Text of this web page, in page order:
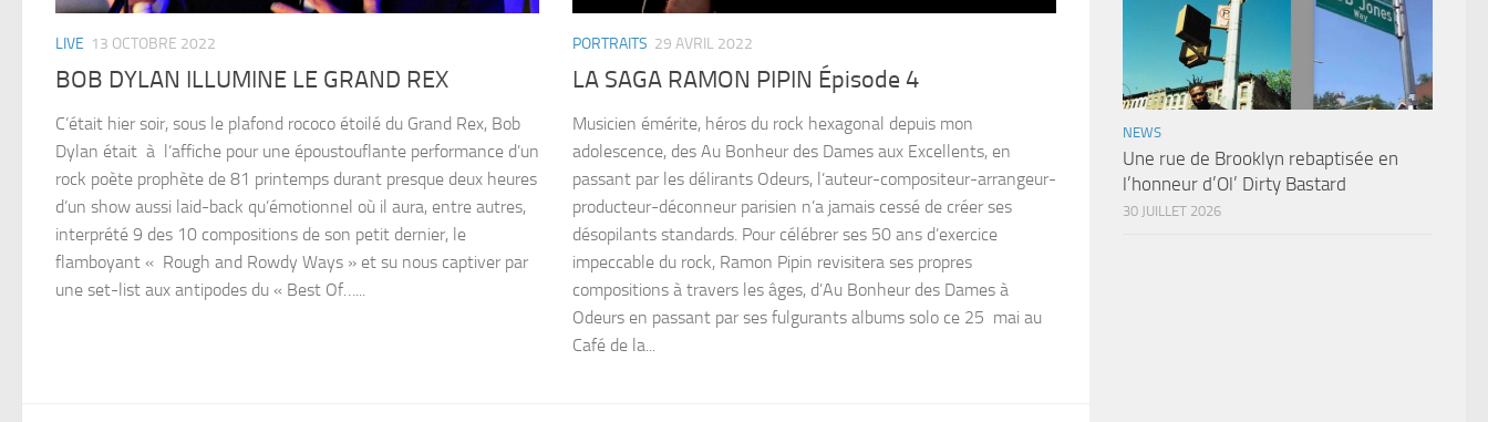
LIVE 13 OCTOBRE 2022
BOB DYLAN ILLUMINE LE GRAND REX
C’était hier soir, sous le plafond rococo étoilé du Grand Rex, Bob
Dylan était à l’affiche pour une époustouflante performance d’un
rock poète prophète de 81 printemps durant presque deux heures
d’un show aussi laid-back qu’émotionnel où il aura, entre autres,
interprété 9 des 10 compositions de son petit dernier, le
flamboyant « Rough and Rowdy Ways » et su nous captiver par
une set-list aux antipodes du « Best Of…...
PORTRAITS 29 AVRIL 2022
LA SAGA RAMON PIPIN Épisode 4
Musicien émérite, héros du rock hexagonal depuis mon
adolescence, des Au Bonheur des Dames aux Excellents, en
passant par les délirants Odeurs, l’auteur-compositeur-arrangeur-
producteur-déconneur parisien n’a jamais cessé de créer ses
désopilants standards. Pour célébrer ses 50 ans d’exercice
impeccable du rock, Ramon Pipin revisitera ses propres
compositions à travers les âges, d’Au Bonheur des Dames à
Odeurs en passant par ses fulgurants albums solo ce 25 mai au
Café de la...
NEWS
Une rue de Brooklyn rebaptisée en
l’honneur d’Ol’ Dirty Bastard
30 JUILLET 2026